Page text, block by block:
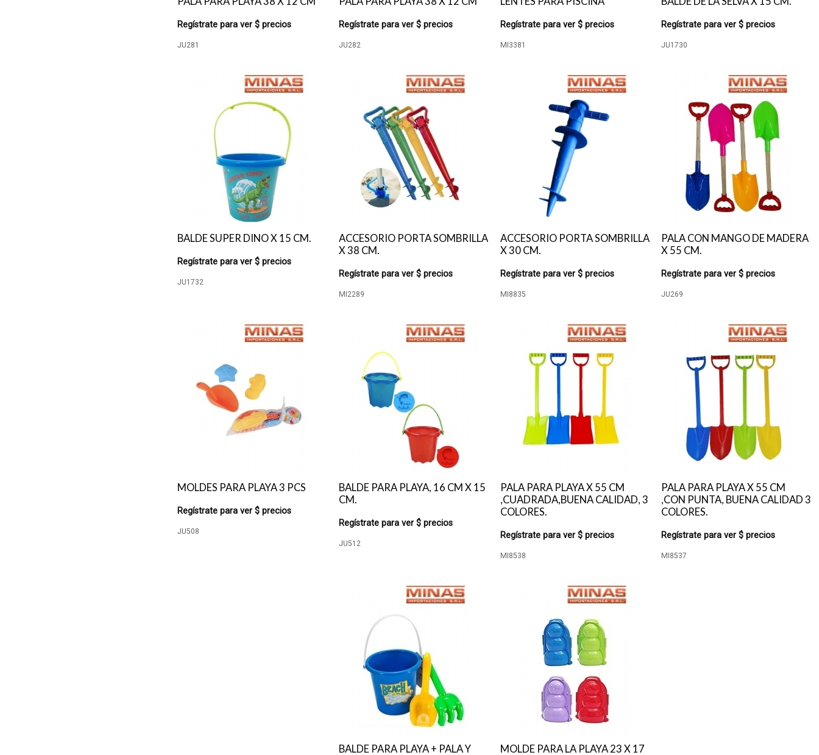
Regístrate para ver $ precios
JU281
Regístrate para ver $ precios
JU282
Regístrate para ver $ precios
MI3381
Regístrate para ver $ precios
JU1730
BALDE SUPER DINO X 15 CM.
Regístrate para ver $ precios
JU1732
ACCESORIO PORTA SOMBRILLA
X 38 CM.
Regístrate para ver $ precios
MI2289
ACCESORIO PORTA SOMBRILLA
X 30 CM.
Regístrate para ver $ precios
MI8835
PALA CON MANGO DE MADERA
X 55 CM.
Regístrate para ver $ precios
JU269
MOLDES PARA PLAYA 3 PCS
Regístrate para ver $ precios
JU508
BALDE PARA PLAYA, 16 CM X 15
CM.
Regístrate para ver $ precios
JU512
PALA PARA PLAYA X 55 CM
,CUADRADA,BUENA CALIDAD, 3
COLORES.
Regístrate para ver $ precios
MI8538
PALA PARA PLAYA X 55 CM
,CON PUNTA, BUENA CALIDAD 3
COLORES.
Regístrate para ver $ precios
MI8537
BALDE PARA PLAYA + PALA Y MOLDE PARA LA PLAYA 23 X 17